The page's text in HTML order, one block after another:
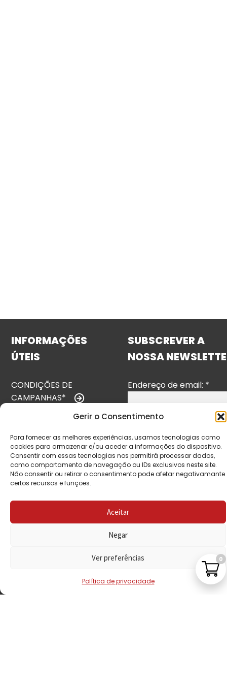
Gerir o Consentimento
Para fornecer as melhores experiências, usamos tecnologias como
cookies para armazenar e/ou aceder a informações do dispositivo.
Consentir com essas tecnologias nos permitirá processar dados,
como comportamento de navegação ou IDs exclusivos neste site.
Não consentir ou retirar o consentimento pode afetar negativamante
certos recursos e funções.
Aceitar
Negar
Ver preferências
Política de privacidade
INFORMAÇÕES
ÚTEIS
CONDIÇÕES DE
CAMPANHAS*
POLÍTICA DE
PRIVACIDADE
POLÍTICA DE
REEMBOLSO
LIVRO DE
SUBSCREVER A
NOSSA
Endereço de email: *
0